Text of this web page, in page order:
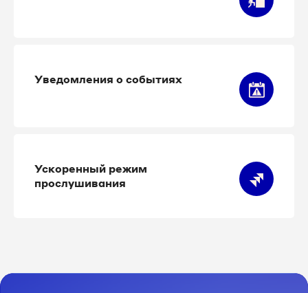
Уведомления о событиях
Ускоренный режим
прослушивания